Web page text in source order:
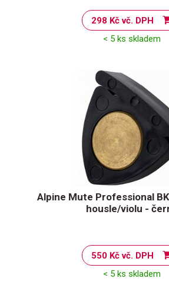
298 Kč vč. DPH
< 5 ks skladem
Alpine Mute Professional
housle/violu -
550 Kč vč. DPH
< 5 ks skladem